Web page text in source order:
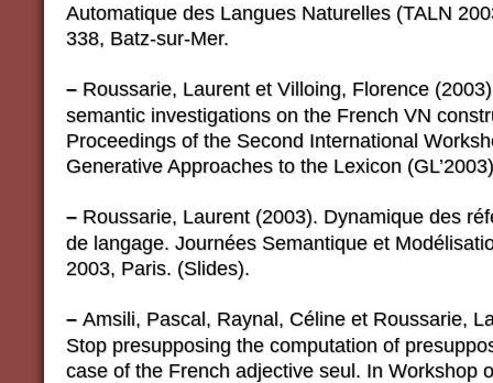
Automatique des Langues Naturelles (TALN
338, Batz-sur-Mer.
– Roussarie, Laurent et Villoing, Florence
semantic investigations on the French VN
Proceedings of the Second International
Generative Approaches to the Lexicon
– Roussarie, Laurent (2003). Dynamique des
de langage. Journées Semantique et
2003, Paris. (Slides).
– Amsili, Pascal, Raynal, Céline et Roussarie,
Stop presupposing the computation of
case of the French adjective seul. In Workshop